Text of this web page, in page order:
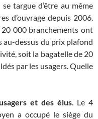
targue d’être au même
d’ouvrage depuis 2006.
000 branchements ont
dessus du prix plafond
soit la bagatelle de 20
par les usagers. Quelle
et des élus. Le 4
a occupé le siège du